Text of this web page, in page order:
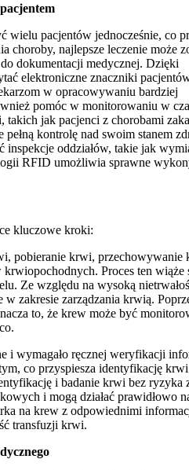
wielu pacjentów jednocześnie, co
choroby, najlepsze leczenie może
dokumentacji medycznej. Dzięki
elektroniczne znaczniki
w opracowywaniu bardziej
pomóc w monitorowaniu w
jak pacjenci z chorobami
kontrolę nad swoim stanem
inspekcje oddziałów, takie jak
RFID umożliwia sprawne
kluczowe kroki:
pobieranie krwi,
Proces ten
Ze względu na wysoką
zakresie zarządzania krwią.
to, że krew może być
i wymagało ręcznej
co przyspiesza identyfikację
i badanie krwi bez ryzyka
i mogą działać
na krew z odpowiednimi
transfuzji krwi.